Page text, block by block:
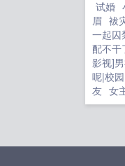
试婚
眉 袚
一起囚
配不干
影视]
呢|校园
友 女